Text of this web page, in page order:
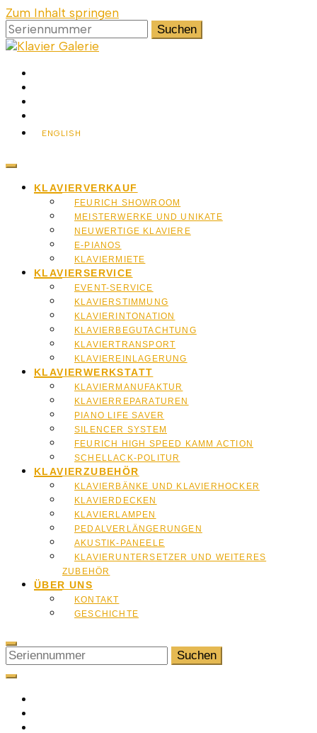
Zum Inhalt springen
Suchen
nach:
Klavier
Galerie
Heimat des Wien Klaviers, der ideale Ort, um ein Klavier
zu kaufen
ENGLISH
KLAVIERVERKAUF
FEURICH SHOWROOM
MEISTERWERKE UND UNIKATE
NEUWERTIGE KLAVIERE
E-PIANOS
KLAVIERMIETE
KLAVIERSERVICE
EVENT-SERVICE
KLAVIERSTIMMUNG
KLAVIERINTONATION
KLAVIERBEGUTACHTUNG
KLAVIERTRANSPORT
KLAVIEREINLAGERUNG
KLAVIERWERKSTATT
KLAVIERMANUFAKTUR
KLAVIERREPARATUREN
PIANO LIFE SAVER
SILENCER SYSTEM
FEURICH HIGH SPEED KAMM ACTION
SCHELLACK-POLITUR
KLAVIERZUBEHÖR
KLAVIERBÄNKE UND KLAVIERHOCKER
KLAVIERDECKEN
KLAVIERLAMPEN
PEDALVERLÄNGERUNGEN
AKUSTIK-PANEELE
KLAVIERUNTERSETZER UND WEITERES
ZUBEHÖR
ÜBER UNS
KONTAKT
GESCHICHTE
Suchen
nach: